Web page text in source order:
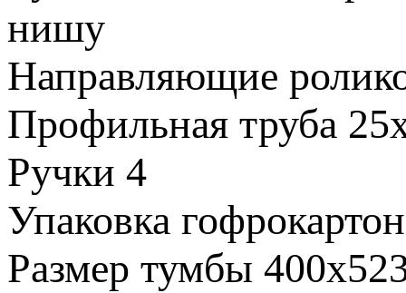
нишу
Направляющие
Профильная труба
Ручки 4
Упаковка гофрокартон
Размер тумбы